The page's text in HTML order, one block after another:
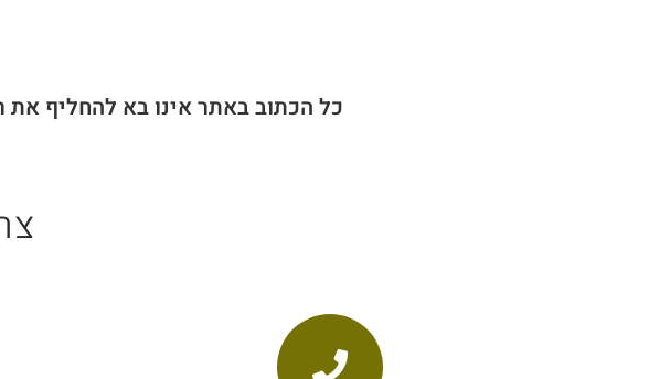
כל הכתוב באתר אינו בא להחליף